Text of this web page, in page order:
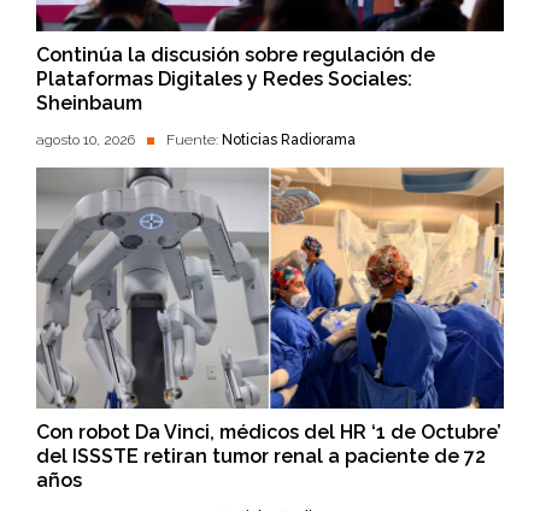
Continúa la discusión sobre regulación de
Plataformas Digitales y Redes Sociales:
Sheinbaum
agosto 10, 2026 Fuente: Noticias Radiorama
Con robot Da Vinci, médicos del HR ‘1 de Octubre’
del ISSSTE retiran tumor renal a paciente de 72
años